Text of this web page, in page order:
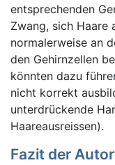
entsprechenden
Zwang, sich Haare
normalerweise an
den Gehirnzellen
könnten dazu
nicht korrekt
unterdrückende
Haareausreissen).
Fazit der